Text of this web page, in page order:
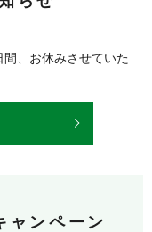
、お休みさせていた
ャンペーン